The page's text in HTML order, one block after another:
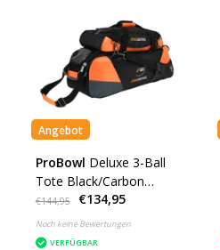
Angebot
ProBowl Deluxe 3-Ball
Tote Black/Carbon
Orange
€144,95 €134,95
Noch keine Bewertungen
VERFÜGBAR